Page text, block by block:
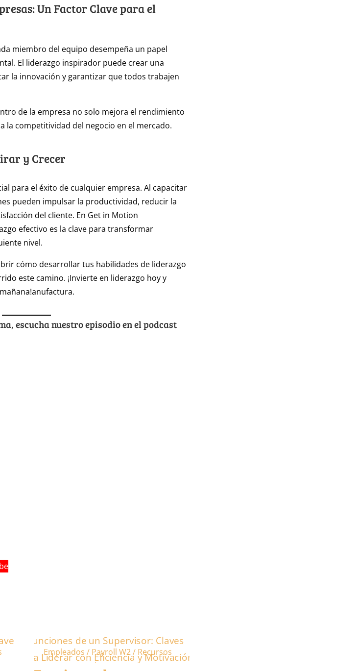
Un Factor Clave para el
miembro del equipo desempeña un papel
El liderazgo inspirador puede crear una
la innovación y garantizar que todos trabajen
de la empresa no solo mejora el rendimiento
la competitividad del negocio en el mercado.
y Crecer
para el éxito de cualquier empresa. Al capacitar
pueden impulsar la productividad, reducir la
del cliente. En Get in Motion
efectivo es la clave para transformar
nivel.
cómo desarrollar tus habilidades de liderazgo
este camino. ¡Invierte en liderazgo hoy y
escucha nuestro episodio en el podcast
Empleados / Payroll W2 / Recursos
Podcast